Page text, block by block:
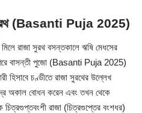
সুরথ (Basanti Puja 2025)
মিলে রাজা সুরথ বসন্তকালে ঋষি মেধসের
পরে বাসন্তী পুজো (Basanti Puja 2025)
হিসাবে চণ্ডীতে রাজা সুরথের উল্লেখ
অকাল বোধন করেন এবং তখন থেকে
রাজা (চিত্রগুপ্তের বংশধর)